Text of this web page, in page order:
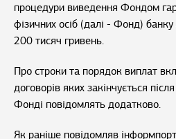
процедури виведення Фондом
фізичних осіб (далі - Фонд)
200 тисяч гривень.
Про строки та порядок виплат
договорів яких закінчується
Фонді повідомлять додатково.
Як раніше повідомляв